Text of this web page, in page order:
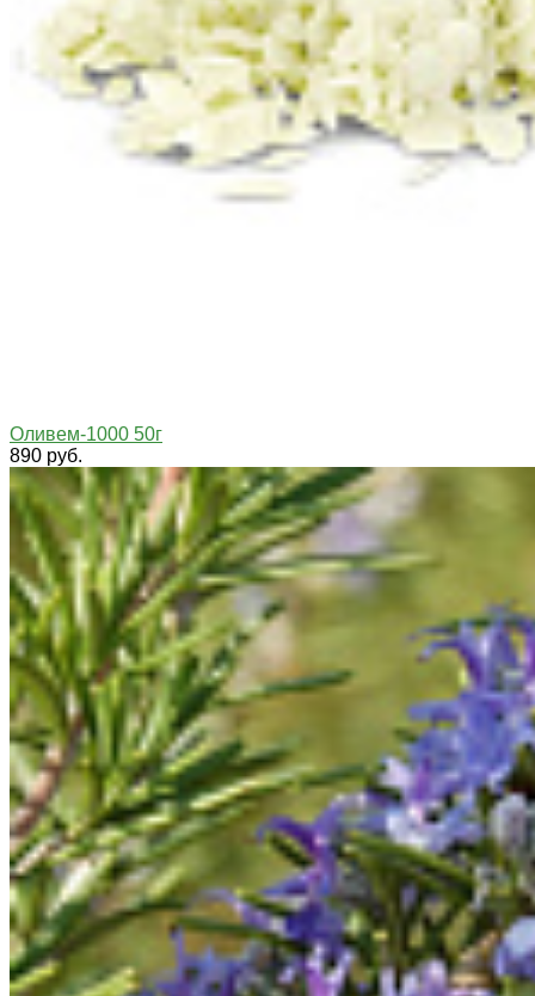
Оливем-1000 50г
890 руб.